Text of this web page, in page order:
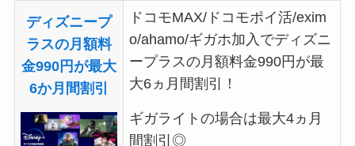
ディズニープ
ラスの月額料
金990円が最大
6か月間割引
ドコモMAX/ドコモポイ活/exim
o/ahamo/ギガホ加入でディズニ
ープラスの月額料金990円が最
大6ヵ月間割引！
ギガライトの場合は最大4ヵ月
間割引◎